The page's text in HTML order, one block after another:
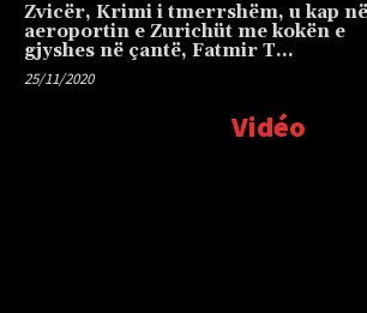
Zvicër, Krimi i tmerrshëm, u kap në
aeroportin e Zurichüt me kokën e
gjyshes në çantë, Fatmir T…
25/11/2020
Vidéo